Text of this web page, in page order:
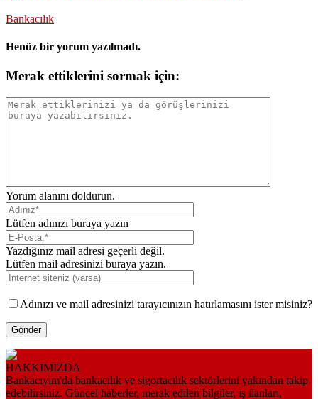
Bankacılık
Henüz bir yorum yazılmadı.
Merak ettiklerini sormak için:
Yorum alanını doldurun.
Lütfen adınızı buraya yazın
Yazdığınız mail adresi geçerli değil.
Lütfen mail adresinizi buraya yazın.
Adınızı ve mail adresinizi tarayıcınızın hatırlamasını ister misiniz?
HAKKIMIZDA
Bankacıyım'da bankacılık ve sigortacılık sektörlerini yakından takip
edebilirsiniz. Güncel haberler, merak edilen bilgiler, iş ilanları,